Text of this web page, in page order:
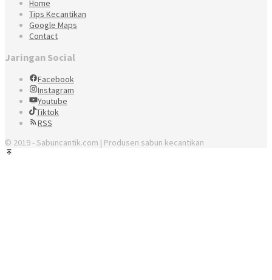
Home
Tips Kecantikan
Google Maps
Contact
Jaringan Social
Facebook
Instagram
Youtube
Tiktok
RSS
© 2019 - Sabuncantik.com | Produsen sabun kecantikan